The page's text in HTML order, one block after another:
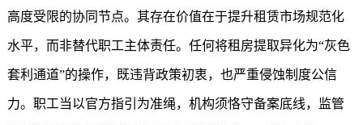
高度受限的协同节点。其存在价值在于提升租赁市场规范化
水平，而非替代职工主体责任。任何将租房提取异化为“灰色
套利通道”的操作，既违背政策初衷，也严重侵蚀制度公信
力。职工当以官方指引为准绳，机构须恪守备案底线，监管